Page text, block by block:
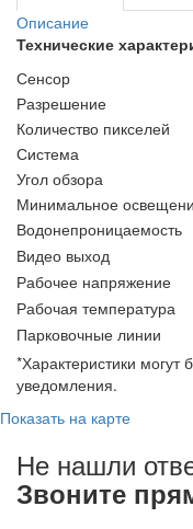
Описание
Технические
Сенсор
Разрешение
Количество пикселей
Система
Угол обзора
Минимальное
Водонепроницаемость
Видео выход
Рабочее напряжение
Рабочая температура
Парковочные линии
*Характеристики могут
уведомления.
Показать на карте
Не нашли
Звоните